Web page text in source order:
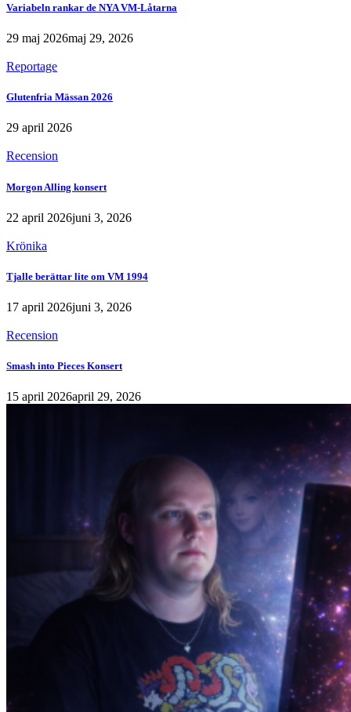
Variabeln rankar de NYA VM-Låtarna
29 maj 2026maj 29, 2026
Reportage
Glutenfria Mässan 2026
29 april 2026
Recension
Morgon Alling konsert
22 april 2026juni 3, 2026
Krönika
Tjalle berättar lite om VM 1994
17 april 2026juni 3, 2026
Recension
Smash into Pieces Konsert
15 april 2026april 29, 2026